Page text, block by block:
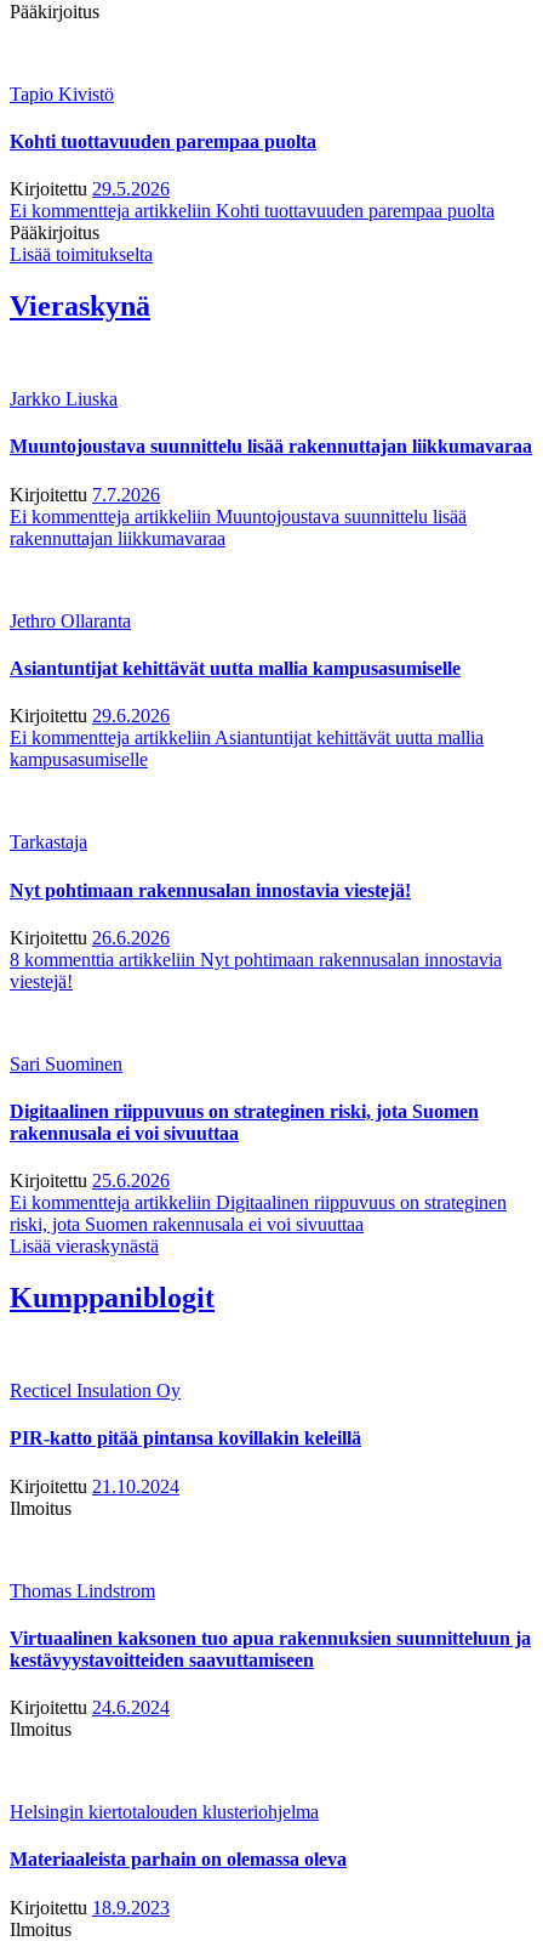
Pääkirjoitus
Tapio Kivistö
Kohti tuottavuuden parempaa puolta
Kirjoitettu 29.5.2026
Ei kommentteja artikkeliin Kohti tuottavuuden parempaa puolta
Pääkirjoitus
Lisää toimitukselta
Vieraskynä
Jarkko Liuska
Muuntojoustava suunnittelu lisää rakennuttajan liikkumavaraa
Kirjoitettu 7.7.2026
Ei kommentteja artikkeliin Muuntojoustava suunnittelu lisää
rakennuttajan liikkumavaraa
Jethro Ollaranta
Asiantuntijat kehittävät uutta mallia kampusasumiselle
Kirjoitettu 29.6.2026
Ei kommentteja artikkeliin Asiantuntijat kehittävät uutta mallia
kampusasumiselle
Tarkastaja
Nyt pohtimaan rakennusalan innostavia viestejä!
Kirjoitettu 26.6.2026
8 kommenttia artikkeliin Nyt pohtimaan rakennusalan innostavia
viestejä!
Sari Suominen
Digitaalinen riippuvuus on strateginen riski, jota Suomen
rakennusala ei voi sivuuttaa
Kirjoitettu 25.6.2026
Ei kommentteja artikkeliin Digitaalinen riippuvuus on strateginen
riski, jota Suomen rakennusala ei voi sivuuttaa
Lisää vieraskynästä
Kumppaniblogit
Recticel Insulation Oy
PIR-katto pitää pintansa kovillakin keleillä
Kirjoitettu 21.10.2024
Ilmoitus
Thomas Lindstrom
Virtuaalinen kaksonen tuo apua rakennuksien suunnitteluun ja
kestävyystavoitteiden saavuttamiseen
Kirjoitettu 24.6.2024
Ilmoitus
Helsingin kiertotalouden klusteriohjelma
Materiaaleista parhain on olemassa oleva
Kirjoitettu 18.9.2023
Ilmoitus